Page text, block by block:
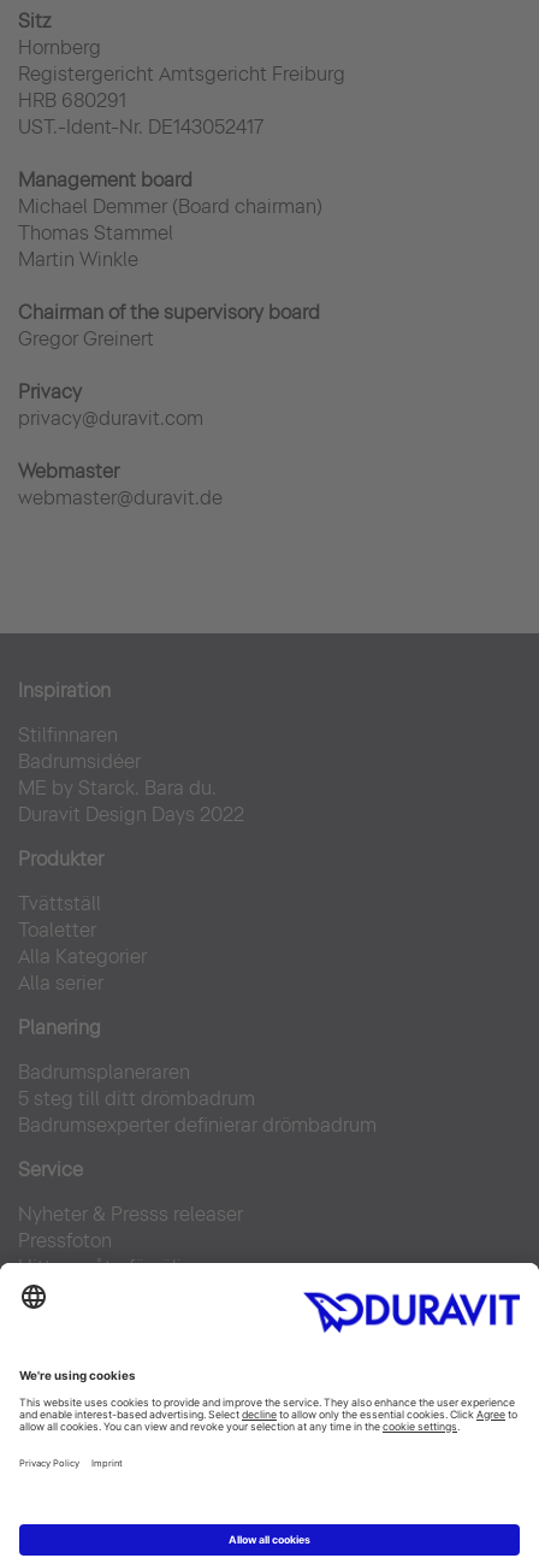
Sitz
Hornberg
Registergericht Amtsgericht Freiburg
HRB 680291
UST.-Ident-Nr. DE143052417
Management board
Michael Demmer (Board chairman)
Thomas Stammel
Martin Winkle
Chairman of the supervisory board
Gregor Greinert
Privacy
privacy@duravit.com
Webmaster
webmaster@duravit.de
Inspiration
Stilfinnaren
Badrumsidéer
ME by Starck. Bara du.
Duravit Design Days 2022
Produkter
Tvättställ
Toaletter
Alla Kategorier
Alla serier
Planering
Badrumsplaneraren
5 steg till ditt drömbadrum
Badrumsexperter definierar drömbadrum
Service
Nyheter & Presss releaser
Pressfoton
Hitta en återförsäljare
FAQs
Facebook
Instagram
Pinterest
Flickr
Linked In
Copyright © 2026 Duravit AG